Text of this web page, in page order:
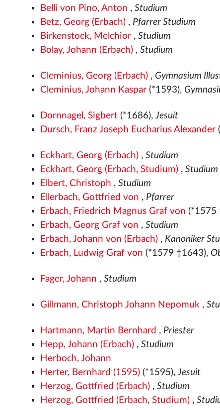
Belli von Pino, Anton ,Studium
Betz, Georg (Erbach) , Pfarrer Studium
Birkenstock, Melchior ,Studium
Bolay, Johann (Erbach) ,Studium
Cleminius, Georg (Erbach) , Gymnasium
Cleminius, Johann Kaspar (*1593),
Dornnagel, Sigbert (*1686),Jesuit
Dursch, Franz Joseph Eucharius Alexander
Eckhart, Georg (Erbach) ,Studium
Eckhart, Georg (Erbach, Studium) ,Studium
Elbert, Christoph ,Studium
Ellerbach, Gottfried von , Pfarrer
Erbach, Friedrich Magnus Graf von (*1575
Erbach, Georg Graf von ,Studium
Erbach, Johann von (Erbach) , Kanoniker
Erbach, Ludwig Graf von (*1579 †1643),
Fager, Johann ,Studium
Gillmann, Christoph Johann Nepomuk ,
Hartmann, Martin Bernhard , Priester
Hepp, Johann (Erbach) ,Studium
Herboch, Johann
Herter, Bernhard (1595) (*1595),Jesuit
Herzog, Gottfried (Erbach) ,Studium
Herzog, Gottfried (Erbach, Studium) ,